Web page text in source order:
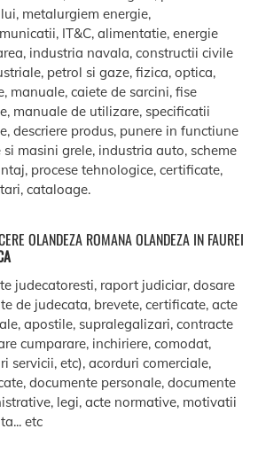
metalurgiem energie,
IT&C, alimentatie, energie
industria navala, constructii civile
petrol si gaze, fizica, optica,
manuale, caiete de sarcini, fise
manuale de utilizare, specificatii
descriere produs, punere in functiune
masini grele, industria auto, scheme
procese tehnologice, certificate,
cataloage.
OLANDEZA ROMANA OLANDEZA IN FAUREI
judecatoresti, raport judiciar, dosare
de judecata, brevete, certificate, acte
apostile, supralegalizari, contracte
cumparare, inchiriere, comodat,
servicii, etc), acorduri comerciale,
documente personale, documente
legi, acte normative, motivatii
etc